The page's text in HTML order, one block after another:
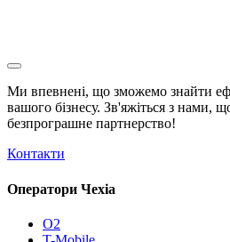
Ми впевнені, що зможемо знайти
вашого бізнесу. Зв'яжіться з нами,
безпрограшне партнерство!
Контакти
Оператори Чехіа
O2